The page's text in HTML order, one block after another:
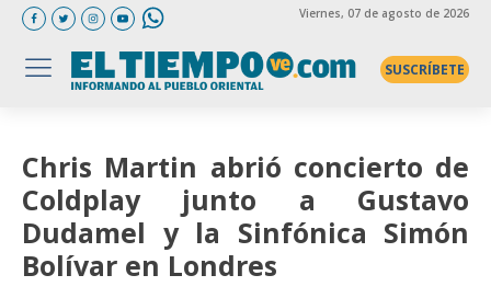
Viernes, 07 de agosto de 2026
SUSCRÍBETE
Chris Martin abrió concierto de
Coldplay junto a Gustavo
Dudamel y la Sinfónica Simón
Bolívar en Londres